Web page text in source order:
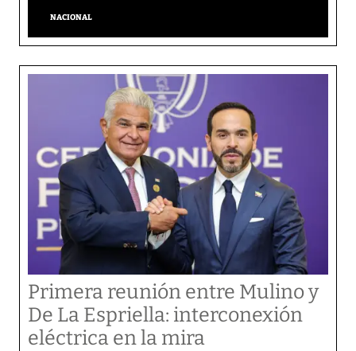
NACIONAL
Primera reunión entre Mulino y
De La Espriella: interconexión
eléctrica en la mira